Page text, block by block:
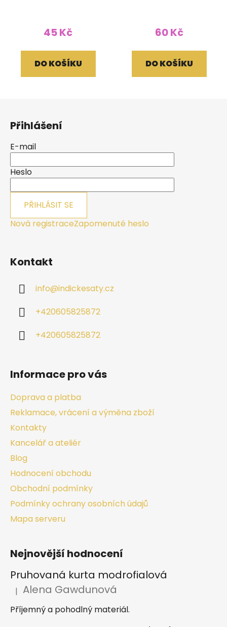
45 Kč
DO KOŠÍKU
60 Kč
DO KOŠÍKU
Přihlášení
E-mail
Heslo
PŘIHLÁSIT SE
Nová registraceZapomenuté heslo
Kontakt
info@indickesaty.cz
+420605825872
+420605825872
Informace pro vás
Doprava a platba
Reklamace, vrácení a výměna zboží
Kontakty
Kancelář a ateliér
Blog
Hodnocení obchodu
Obchodní podmínky
Podmínky ochrany osobních údajů
Mapa serveru
Nejnovější hodnocení
Pruhovaná kurta modrofialová
Hodnocení produktu je 5 z 5 hvězdiček.
| Alena Gawdunová
Příjemný a pohodlný materiál.